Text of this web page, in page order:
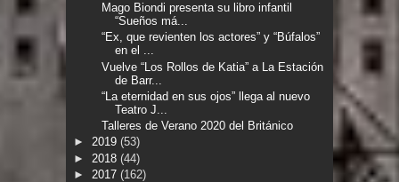
Mago Biondi presenta su libro infantil
“Sueños má...
“Ex, que revienten los actores” y “Búfalos”
en el ...
Vuelve “Los Rollos de Katia” a La Estación
de Barr...
“La eternidad en sus ojos” llega al nuevo
Teatro J...
Talleres de Verano 2020 del Británico
► 2019 (53)
► 2018 (44)
► 2017 (162)